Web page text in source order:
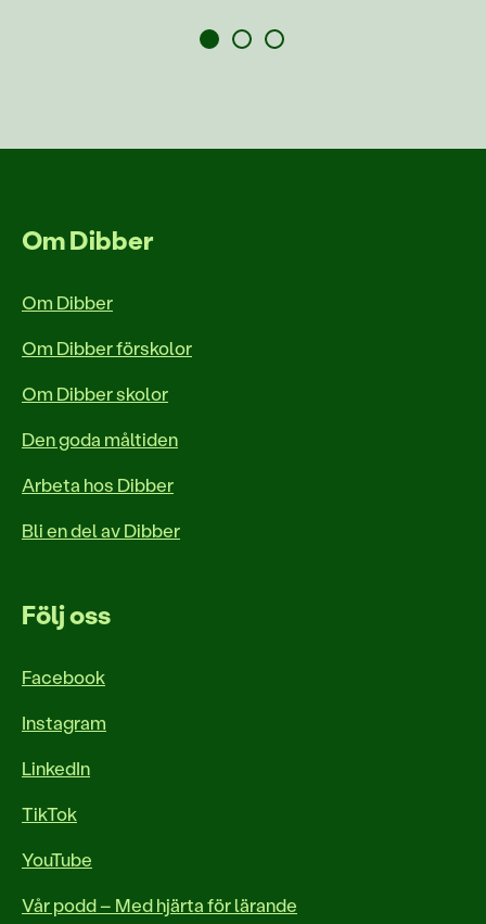
Om Dibber
Om Dibber
Om Dibber förskolor
Om Dibber skolor
Den goda måltiden
Arbeta hos Dibber
Bli en del av Dibber
Följ oss
Facebook
Instagram
LinkedIn
TikTok
YouTube
Vår podd – Med hjärta för lärande